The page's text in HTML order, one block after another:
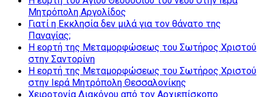
Μητρόπολη Αργολίδος
Γιατί η Εκκλησία δεν μιλά για τον θάνατο της
Παναγίας;
Η εορτή της Μεταμορφώσεως του Σωτήρος Χριστού
στην Σαντορίνη
Η εορτή της Μεταμορφώσεως του Σωτήρος Χριστού
στην Ιερά Μητρόπολη Θεσσαλονίκης
Χειροτονία Διακόνου από τον Αρχιεπίσκοπο